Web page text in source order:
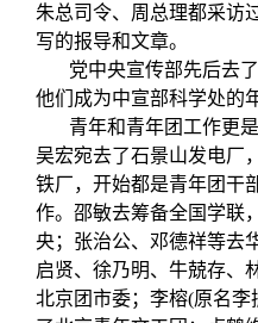
朱总司令、周总理都采访
写的报导和文章。
党中央宣传部先后去
他们成为中宣部科学处的
青年和青年团工作更
吴宏宛去了石景山发电厂
铁厂，开始都是青年团干
作。邵敏去筹备全国学联
央；张治公、邓德祥等去
启贤、徐乃明、牛兢存、
北京团市委；李榕(原名